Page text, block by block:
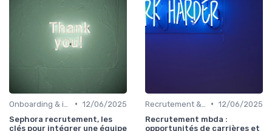
• 12/06/2025
Sephora recrutement, les
clés pour intégrer une équipe
• 12/06/2025
Recrutement mbda :
opportunités de carrières et